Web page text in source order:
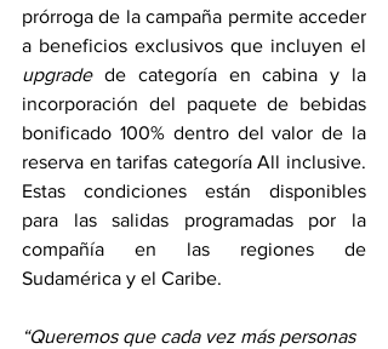
prórroga de la campaña permite acceder
upgrade de categoría en cabina y la
incorporación del paquete de bebidas
bonificado 100% dentro del valor de la
reserva en tarifas categoría All inclusive.
Estas condiciones están disponibles
para las salidas programadas por la
compañía en las regiones de
Sudamérica y el Caribe.
“Queremos que cada vez más personas